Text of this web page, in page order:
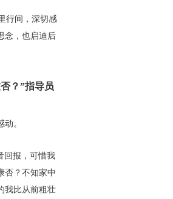
行间，深切感
念，也启迪后
？”指导员
动。
回报，可惜我
否？不知家中
我比从前粗壮